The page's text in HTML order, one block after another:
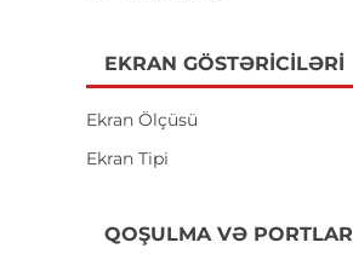
EKRAN GÖSTƏRICILƏRI
Ekran Ölçüsü
Ekran Tipi
QOŞULMA VƏ PORTLAR